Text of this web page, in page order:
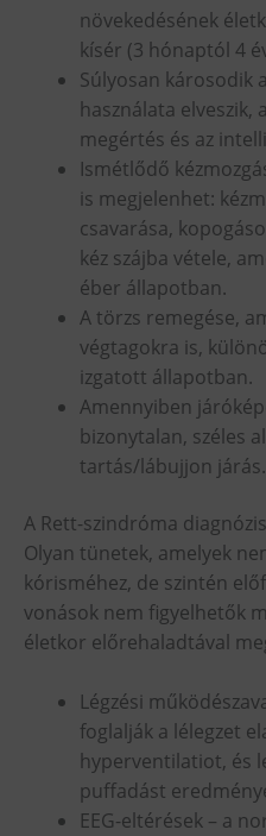
növekedésének
kísér (3 hónaptól 4
Súlyosan károsodik
használata elveszik,
megértés és az
Ismétlődő
is megjelenhet:
csavarása,
kéz szájba vétele,
éber állapotban.
A törzs remegése,
végtagokra is,
izgatott állapotban.
Amennyiben
bizonytalan, széles
tartás/lábujjon járás.
A Rett-szindróma
Olyan tünetek, amelyek
kórisméhez, de szintén
vonások nem figyelhetők
életkor előrehaladtával
Légzési
foglalják a lélegzet
hyperventilatiot, és
puffadást
EEG-eltérések – a